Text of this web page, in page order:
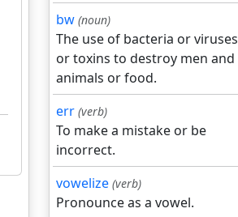
bw (noun)
The use of bacteria or viruses
or toxins to destroy men and
animals or food.
err (verb)
To make a mistake or be
incorrect.
vowelize (verb)
Pronounce as a vowel.